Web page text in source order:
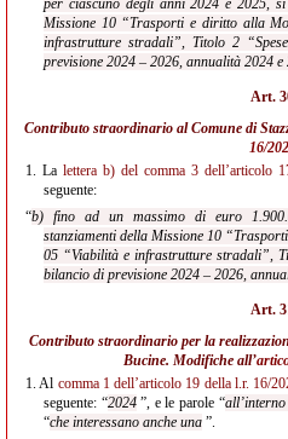
per ciascuno degli anni 2024 e 2025,
Missione 10 “Trasporti e diritto alla
infrastrutture stradali”, Titolo 2
previsione 2024 – 2026, annualità 2024 e
Art.
Contributo straordinario al Comune di
16/
1. La lettera b) del comma 3 dell’articolo
seguente:
“b) fino ad un massimo di euro
stanziamenti della Missione 10
05 “Viabilità e infrastrutture stradali”,
bilancio di previsione 2024 – 2026,
Art.
Contributo straordinario per la
Bucine. Modifiche all’
1. Al comma 1 dell’articolo 19 della l.r. 16/
seguente: “2024”, e le parole “
“che interessano anche una ”.